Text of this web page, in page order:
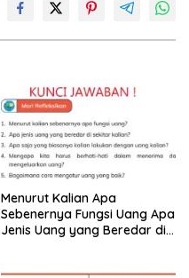
Menurut Kalian Apa
Sebenernya Fungsi Uang Apa
Jenis Uang yang Beredar di